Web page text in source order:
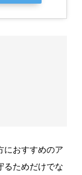
におすすめのア
るためだけでな